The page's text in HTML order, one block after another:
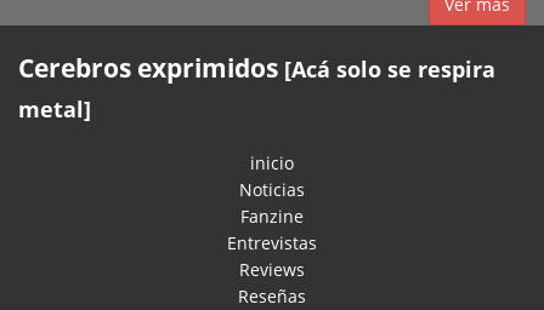
Cerebros exprimidos [Acá solo se respira
metal]
inicio
Noticias
Fanzine
Entrevistas
Reviews
Reseñas